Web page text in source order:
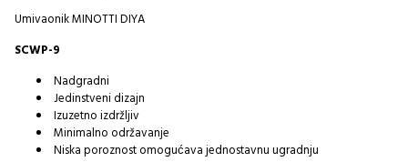
Umivaonik MINOTTI DIYA
SCWP-9
Nadgradni
Jedinstveni dizajn
Izuzetno izdržljiv
Minimalno održavanje
Niska poroznost omogućava jednostavnu ugradnju